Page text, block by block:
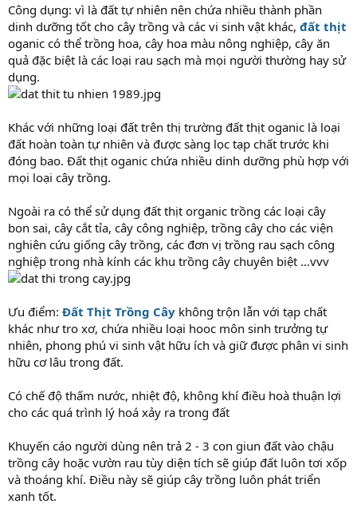
Công dụng: vì là đất tự nhiên nên chứa nhiều thành phần
dinh dưỡng tốt cho cây trồng và các vi sinh vật khác, đất thịt
oganic có thể trồng hoa, cây hoa màu nông nghiệp, cây ăn
quả đặc biệt là các loại rau sạch mà mọi người thường hay sử
dụng.
Khác với những loại đất trên thị trường đất thịt oganic là loại
đất hoàn toàn tự nhiên và được sàng lọc tạp chất trước khi
đóng bao. Đất thịt oganic chứa nhiều dinh dưỡng phù hợp với
mọi loại cây trồng.
Ngoài ra có thể sử dụng đất thịt organic trồng các loại cây
bon sai, cây cắt tỉa, cây công nghiệp, trồng cây cho các viện
nghiên cứu giống cây trồng, các đơn vị trồng rau sạch công
nghiệp trong nhà kính các khu trồng cây chuyên biệt …vvv
Ưu điểm: Đất Thịt Trồng Cây không trộn lẫn với tạp chất
khác như tro xơ, chứa nhiều loại hooc môn sinh trưởng tự
nhiên, phong phú vi sinh vật hữu ích và giữ được phân vi sinh
hữu cơ lâu trong đất.
Có chế độ thấm nước, nhiệt độ, không khí điều hoà thuận lợi
cho các quá trình lý hoá xảy ra trong đất
Khuyến cáo người dùng nên trả 2 - 3 con giun đất vào chậu
trồng cây hoặc vườn rau tùy diện tích sẽ giúp đất luôn tơi xốp
và thoáng khí. Điều này sẽ giúp cây trồng luôn phát triển
xanh tốt.